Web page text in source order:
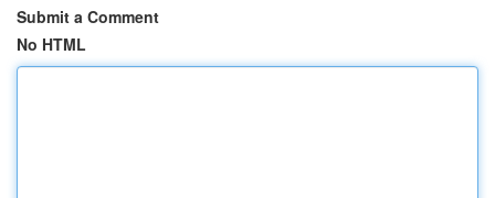
Submit a Comment
No HTML